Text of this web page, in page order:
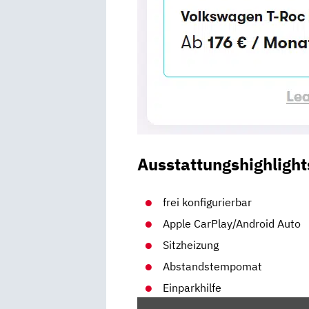
frei konfigurierbar
Apple CarPlay/Android Auto
Sitzheizung
Abstandstempomat
Einparkhilfe